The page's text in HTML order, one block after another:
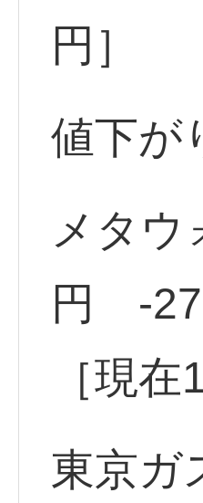
円］
値下が
メタ
円 -
［現
東京